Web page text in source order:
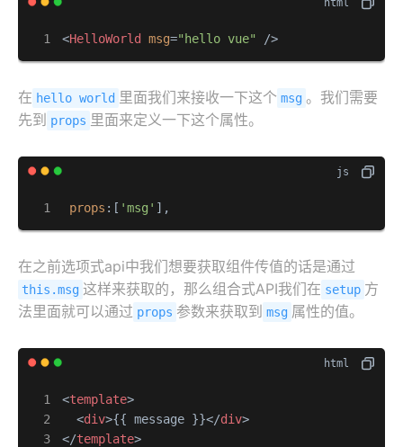
<HelloWorld msg="hello vue" />
在 hello world 里面我们来接收一下这个 msg 。我们需要
先到 props 里面来定义一下这个属性。
props :[ 'msg' ],
在之前选项式api中我们想要获取组件传值的话是通过
this.msg 这样来获取的，那么组合式API我们在 setup 方
法里面就可以通过 props 参数来获取到 msg 属性的值。
<template>
<div>{{ message }}</div>
</template>